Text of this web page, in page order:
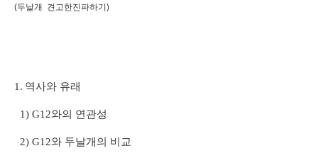
(두날개 견고한진파하기)
1. 역사와 유래
1) G12와의 연관성
2) G12와 두날개의 비교